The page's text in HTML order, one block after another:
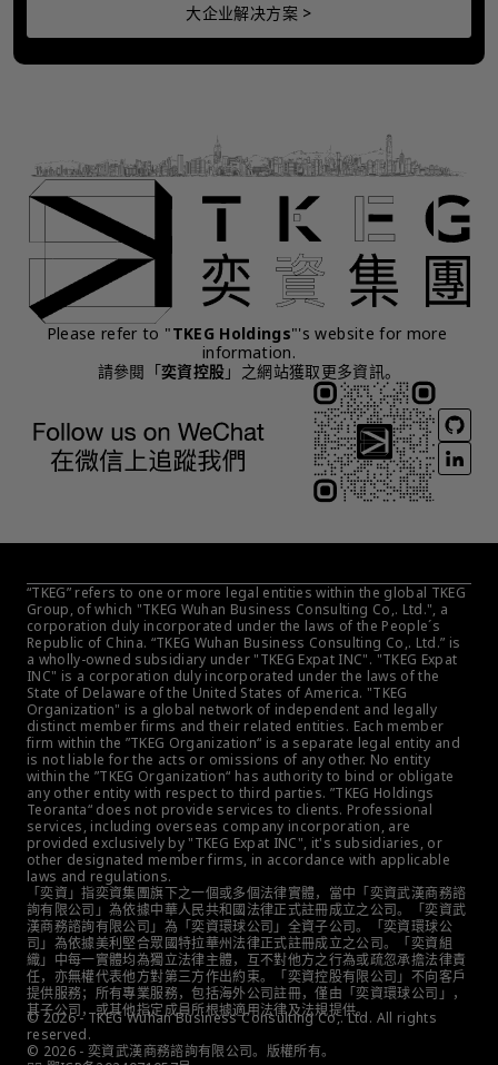
大企业解决方案 >
Please refer to "TKEG Holdings"'s website for more
information.
請參閱「奕資控股 」之網站獲取更多資訊。
“TKEG” refers to one or more legal entities within the global TKEG
Group, of which "TKEG Wuhan Business Consulting Co,. Ltd.", a
corporation duly incorporated under the laws of the People´s
Republic of China. “TKEG Wuhan Business Consulting Co,. Ltd.” is
a wholly-owned subsidiary under "TKEG Expat INC". "TKEG Expat
INC" is a corporation duly incorporated under the laws of the
State of Delaware of the United States of America. "TKEG
Organization" is a global network of independent and legally
distinct member firms and their related entities. Each member
firm within the ”TKEG Organization“ is a separate legal entity and
is not liable for the acts or omissions of any other. No entity
within the ”TKEG Organization“ has authority to bind or obligate
any other entity with respect to third parties. ”TKEG Holdings
Teoranta“ does not provide services to clients. Professional
services, including overseas company incorporation, are
provided exclusively by "TKEG Expat INC", it's subsidiaries, or
other designated member firms, in accordance with applicable
laws and regulations.
「奕資」指奕資集團旗下之一個或多個法律實體，當中「奕資武漢商務諮
詢有限公司」為依據中華人民共和國法律正式註冊成立之公司。「奕資武
漢商務諮詢有限公司」為「奕資環球公司」全資子公司。「奕資環球公
司」為依據美利堅合眾國特拉華州法律正式註冊成立之公司。「奕資組
織」中每一實體均為獨立法律主體，互不對他方之行為或疏忽承擔法律責
任，亦無權代表他方對第三方作出約束。「奕資控股有限公司」不向客戶
提供服務；所有專業服務，包括海外公司註冊，僅由「奕資環球公司」，
其子公司，或其他指定成員所根據適用法律及法規提供。
© 2026 - TKEG Wuhan Business Consulting Co,. Ltd. All rights
reserved.
© 2026 - 奕資武漢商務諮詢有限公司。版權所有。